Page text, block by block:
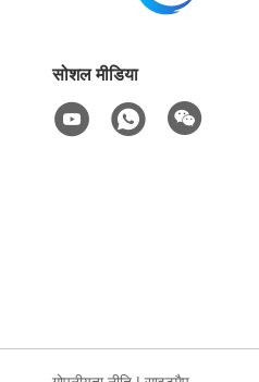
सोशल मीडिया